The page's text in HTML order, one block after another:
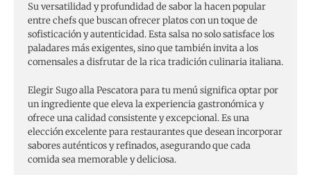
Su versatilidad y profundidad de sabor la hacen popular
entre chefs que buscan ofrecer platos con un toque de
sofisticación y autenticidad. Esta salsa no solo satisface los
paladares más exigentes, sino que también invita a los
comensales a disfrutar de la rica tradición culinaria italiana.
Elegir Sugo alla Pescatora para tu menú significa optar por
un ingrediente que eleva la experiencia gastronómica y
ofrece una calidad consistente y excepcional. Es una
elección excelente para restaurantes que desean incorporar
sabores auténticos y refinados, asegurando que cada
comida sea memorable y deliciosa.